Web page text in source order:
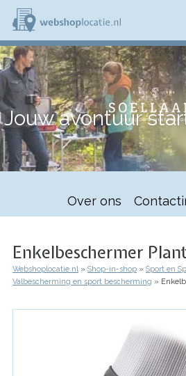
Overslaan
naar
de
inhoud
gaan
W
e
b
o
p
c
Jouw avontuur
Over ons
Enkelbeschermer
Kruimelpad
Webshoplocatie.nl Shop-in-shop Sport en
Valbescherming en sport bescherming